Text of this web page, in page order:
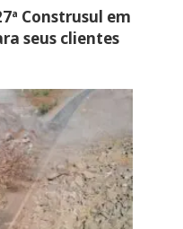
Construsul em
seus clientes